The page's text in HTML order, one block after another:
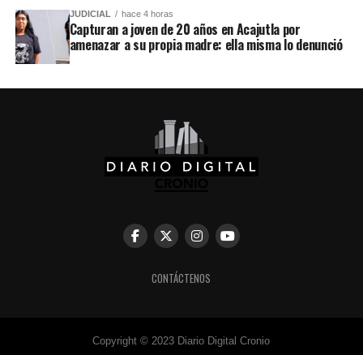
JUDICIAL hace 4 horas
Capturan a joven de 20 años en Acajutla por
amenazar a su propia madre: ella misma lo denunció
CONTÁCTENOS
Copyright © 2023 Diario Digital Cronio